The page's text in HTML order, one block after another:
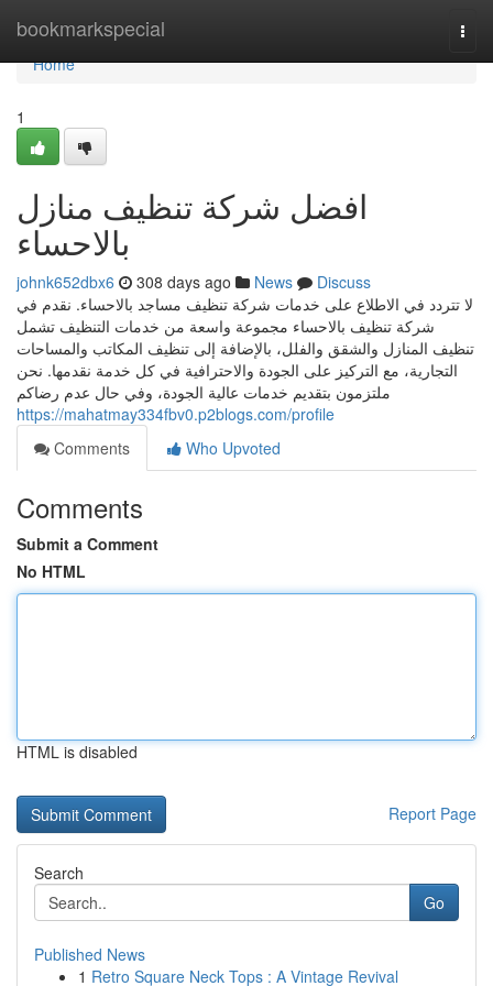
bookmarkspecial
Home
Home
1
افضل شركة تنظيف منازل
بالاحساء
johnk652dbx6 308 days ago News
Discuss
لا تتردد في الاطلاع على خدمات شركة تنظيف مساجد بالاحساء. نقدم في
شركة تنظيف بالاحساء مجموعة واسعة من خدمات التنظيف تشمل
تنظيف المنازل والشقق والفلل، بالإضافة إلى تنظيف المكاتب والمساحات
التجارية، مع التركيز على الجودة والاحترافية في كل خدمة نقدمها. نحن
ملتزمون بتقديم خدمات عالية الجودة، وفي حال عدم رضاكم
https://mahatmay334fbv0.p2blogs.com/profile
Comments
Who Upvoted
Comments
Submit a Comment
No HTML
HTML is disabled
Report Page
Search
Go
Published News
1 Retro Square Neck Tops : A Vintage Revival